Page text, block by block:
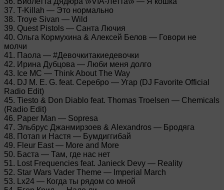
37. T-Killah — Это нормально
38. Troye Sivan — Wild
39. Quest Pistols — Санта Лючия
40. Ольга Кормухина & Алексей Белов — Говори не
молчи
41. Паола — #Девочкитакиедевочки
42. Ирина Дубцова — Люби меня долго
43. Ice MC — Think About The Way
44. DJ M. E. G. feat. Серебро — Угар (DJ Favorite Official
Radio Edit)
45. Tiesto & Don Diablo feat. Thomas Troelsen — Chemicals
(Radio Edit)
46. Paper Man — Sopresa
47. Эльбрус Джанмирзоев & Alexandros — Бродяга
48. Потап и Настя — Бумдиггибай
49. Fleur East — More and More
50. Баста — Там, где нас нет
51. Lost Frequencies feat. Janieck Devy — Reality
52. Star Wars Vader Theme — Imperial March
53. Lx24 — Когда ты рядом со мной